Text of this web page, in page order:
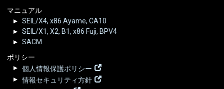
マニュアル
SEIL/X4, x86 Ayame, CA10
SEIL/X1, X2, B1, x86 Fuji, BPV4
SACM
ポリシー
個人情報保護ポリシー
情報セキュリティ方針